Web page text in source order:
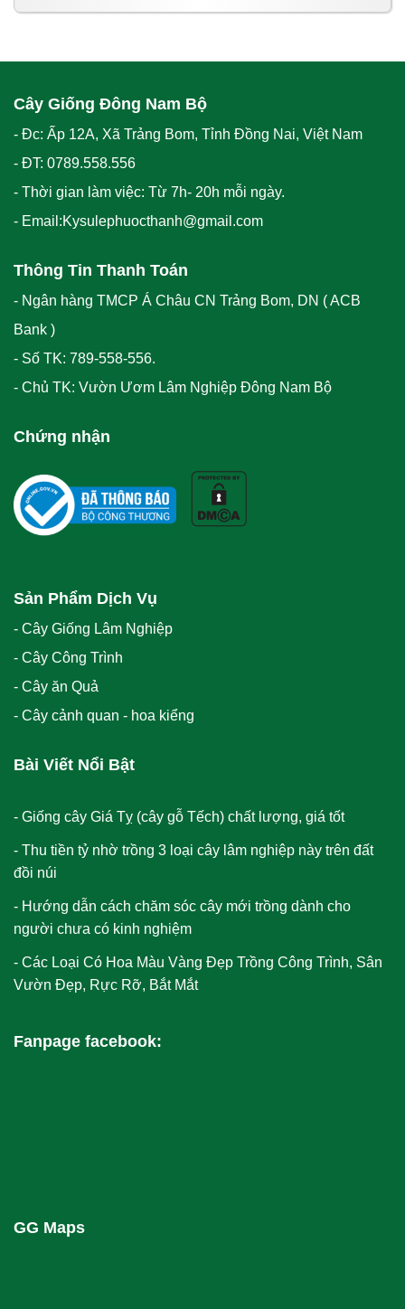
Cây Giống Đông Nam Bộ
- Đc: Ấp 12A, Xã Trảng Bom, Tỉnh Đồng Nai, Việt Nam
- ĐT: 0789.558.556
- Thời gian làm việc: Từ 7h- 20h mỗi ngày.
- Email:Kysulephuocthanh@gmail.com
Thông Tin Thanh Toán
- Ngân hàng TMCP Á Châu CN Trảng Bom, DN ( ACB
Bank )
- Số TK: 789-558-556.
- Chủ TK: Vườn Ươm Lâm Nghiệp Đông Nam Bộ
Chứng nhận
Sản Phẩm Dịch Vụ
- Cây Giống Lâm Nghiệp
- Cây Công Trình
- Cây ăn Quả
- Cây cảnh quan - hoa kiểng
Bài Viết Nổi Bật
Giống cây Giá Tỵ (cây gỗ Tếch) chất lượng, giá tốt
Thu tiền tỷ nhờ trồng 3 loại cây lâm nghiệp này trên đất
đồi núi
Hướng dẫn cách chăm sóc cây mới trồng dành cho
người chưa có kinh nghiệm
Các Loại Có Hoa Màu Vàng​ Đẹp Trồng Công Trình, Sân
Vườn Đẹp, Rực Rỡ, Bắt Mắt
Fanpage facebook:
GG Maps